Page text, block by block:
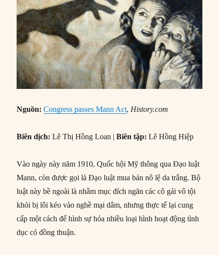
Nguồn: Congress passes Mann Act, History.com
Biên dịch: Lê Thị Hồng Loan |Biên tập:Lê Hồng Hiệp
Vào ngày này năm 1910, Quốc hội Mỹ thông qua Đạo luật
Mann, còn được gọi là Đạo luật mua bán nô lệ da trắng. Bộ
luật này bề ngoài là nhằm mục đích ngăn các cô gái vô tội
khỏi bị lôi kéo vào nghề mại dâm, nhưng thực tế lại cung
cấp một cách để hình sự hóa nhiều loại hình hoạt động tình
dục có đồng thuận.